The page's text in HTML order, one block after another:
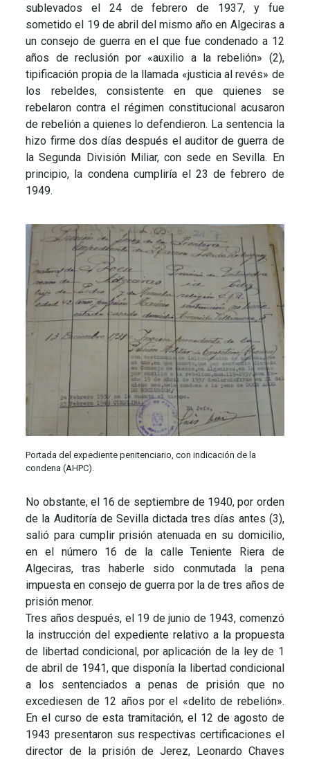
sublevados el 24 de febrero de 1937, y fue
sometido el 19 de abril del mismo año en Algeciras a
un consejo de guerra en el que fue condenado a 12
años de reclusión por «auxilio a la rebelión» (2),
tipificación propia de la llamada «justicia al revés» de
los rebeldes, consistente en que quienes se
rebelaron contra el régimen constitucional acusaron
de rebelión a quienes lo defendieron. La sentencia la
hizo firme dos días después el auditor de guerra de
la Segunda División Miliar, con sede en Sevilla. En
principio, la condena cumpliría el 23 de febrero de
1949.
Portada del expediente penitenciario, con indicación de la
condena (AHPC).
No obstante, el 16 de septiembre de 1940, por orden
de la Auditoría de Sevilla dictada tres días antes (3),
salió para cumplir prisión atenuada en su domicilio,
en el número 16 de la calle Teniente Riera de
Algeciras, tras haberle sido conmutada la pena
impuesta en consejo de guerra por la de tres años de
prisión menor.
Tres años después, el 19 de junio de 1943, comenzó
la instrucción del expediente relativo a la propuesta
de libertad condicional, por aplicación de la ley de 1
de abril de 1941, que disponía la libertad condicional
a los sentenciados a penas de prisión que no
excediesen de 12 años por el «delito de rebelión».
En el curso de esta tramitación, el 12 de agosto de
1943 presentaron sus respectivas certificaciones el
director de la prisión de Jerez, Leonardo Chaves